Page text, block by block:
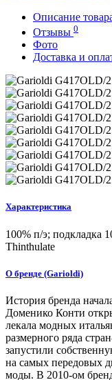
Описание
Отзывы 0
Фото
Доставка и
Характеристика
100% п/э; подкладка
Thinthulate
О бренде (Garioldi)
История бренда
Доменико Конти
лекала модных
размерного ряда
запустили
на самых передовых
моды. В 2010-ом